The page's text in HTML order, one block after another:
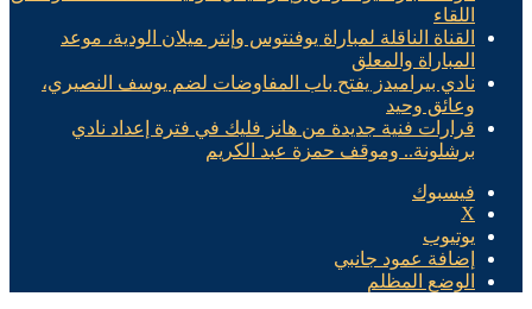
اللقاء
القناة الناقلة لمباراة يوفنتوس وإنتر ميلان الودية، موعد
المباراة والمعلق
نادي بيراميدز يفتح باب المفاوضات لضم يوسف النصيري،
وعائق وحيد
قرارات فنية جديدة من هانز فليك في فترة إعداد نادي
برشلونة.. وموقف حمزة عبد الكريم
فيسبوك
X
يوتيوب
إضافة عمود جانبي
الوضع المظلم